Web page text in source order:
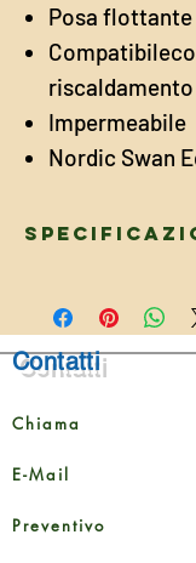
Posa flottante
Impermeabile
Nordic Swan
Lunghezza
Larghezza
Altezza
Dimensione della
Contatti
Chiama
E-Mail
Preventivo